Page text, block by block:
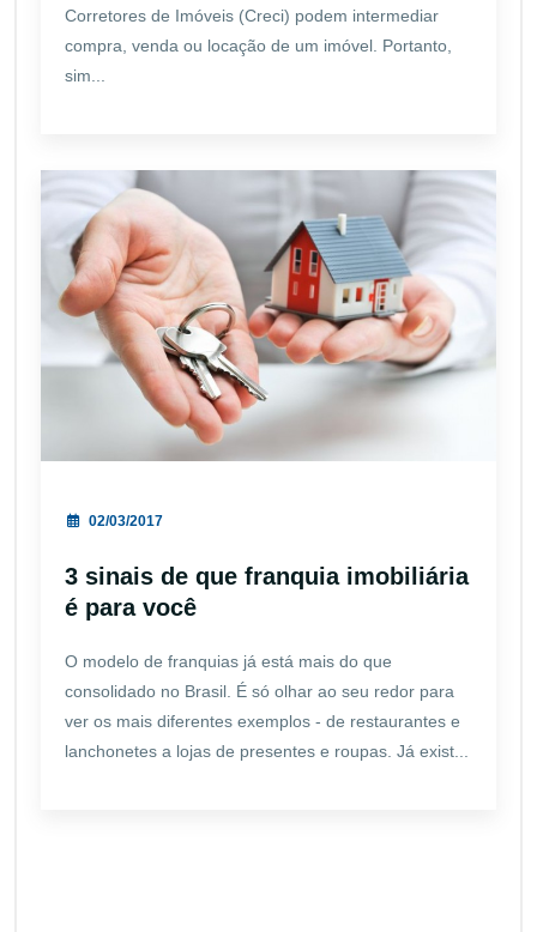
Corretores de Imóveis (Creci) podem intermediar
compra, venda ou locação de um imóvel. Portanto,
sim...
02/03/2017
3 sinais de que franquia imobiliária
é para você
O modelo de franquias já está mais do que
consolidado no Brasil. É só olhar ao seu redor para
ver os mais diferentes exemplos - de restaurantes e
lanchonetes a lojas de presentes e roupas. Já exist...